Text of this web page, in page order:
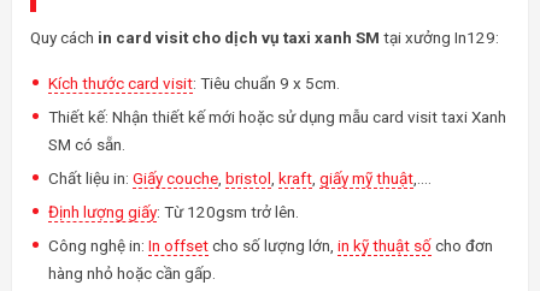
Quy cách in card visit cho dịch vụ taxi xanh SM tại xưởng In129:
Kích thước card visit: Tiêu chuẩn 9 x 5cm.
Thiết kế: Nhận thiết kế mới hoặc sử dụng mẫu card visit taxi Xanh
SM có sẵn.
Chất liệu in: Giấy couche bristol kraft giấy mỹ thuật
Định lượng giấy: Từ 120gsm trở lên.
Công nghệ in: In offsetcho số lượng lớn, in kỹ thuật sốcho đơn
hàng nhỏ hoặc cần gấp.